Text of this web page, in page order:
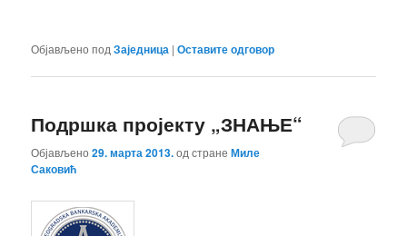
Објављено под Заједница |Оставите одговор
Подршка пројекту „ЗНАЊЕ“
Објављено29. марта 2013.од странеМиле
Саковић